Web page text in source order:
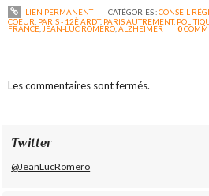
LIEN PERMANENT CATÉGORIES :CONSEIL
COEUR PARIS - 12È ARDT, PARIS AUTREMENT,
FRANCE JEAN-LUC ROMERO ,ALZHEIMER 0
Les commentaires sont fermés.
Twitter
@JeanLucRomero